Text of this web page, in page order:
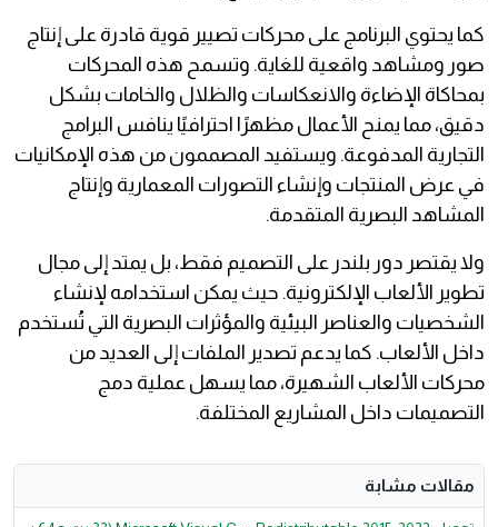
كما يحتوي البرنامج على محركات تصيير قوية قادرة على إنتاج
صور ومشاهد واقعية للغاية. وتسمح هذه المحركات
بمحاكاة الإضاءة والانعكاسات والظلال والخامات بشكل
دقيق، مما يمنح الأعمال مظهرًا احترافيًا ينافس البرامج
التجارية المدفوعة. ويستفيد المصممون من هذه الإمكانيات
في عرض المنتجات وإنشاء التصورات المعمارية وإنتاج
المشاهد البصرية المتقدمة.
ولا يقتصر دور بلندر على التصميم فقط، بل يمتد إلى مجال
تطوير الألعاب الإلكترونية. حيث يمكن استخدامه لإنشاء
الشخصيات والعناصر البيئية والمؤثرات البصرية التي تُستخدم
داخل الألعاب. كما يدعم تصدير الملفات إلى العديد من
محركات الألعاب الشهيرة، مما يسهل عملية دمج
التصميمات داخل المشاريع المختلفة.
مقالات مشابة